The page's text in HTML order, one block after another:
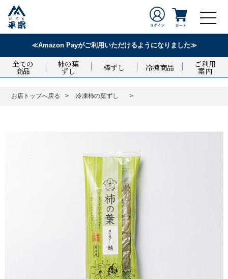
≪Amazon Payがご利用いただけるようになりました≫
全ての
商品
柿の葉
ずし 棒ずし 冷凍商品 ご利用
案内
お店トップへ戻る 冷凍柿の葉ずし